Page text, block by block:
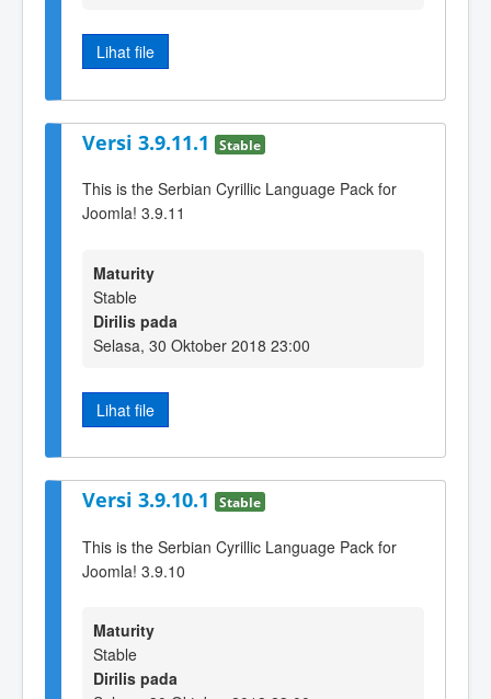
Lihat file
Versi 3.9.11.1 Stable
This is the Serbian Cyrillic Language Pack for
Joomla! 3.9.11
Maturity
Stable
Dirilis pada
Selasa, 30 Oktober 2018 23:00
Lihat file
Versi 3.9.10.1 Stable
This is the Serbian Cyrillic Language Pack for
Joomla! 3.9.10
Maturity
Stable
Dirilis pada